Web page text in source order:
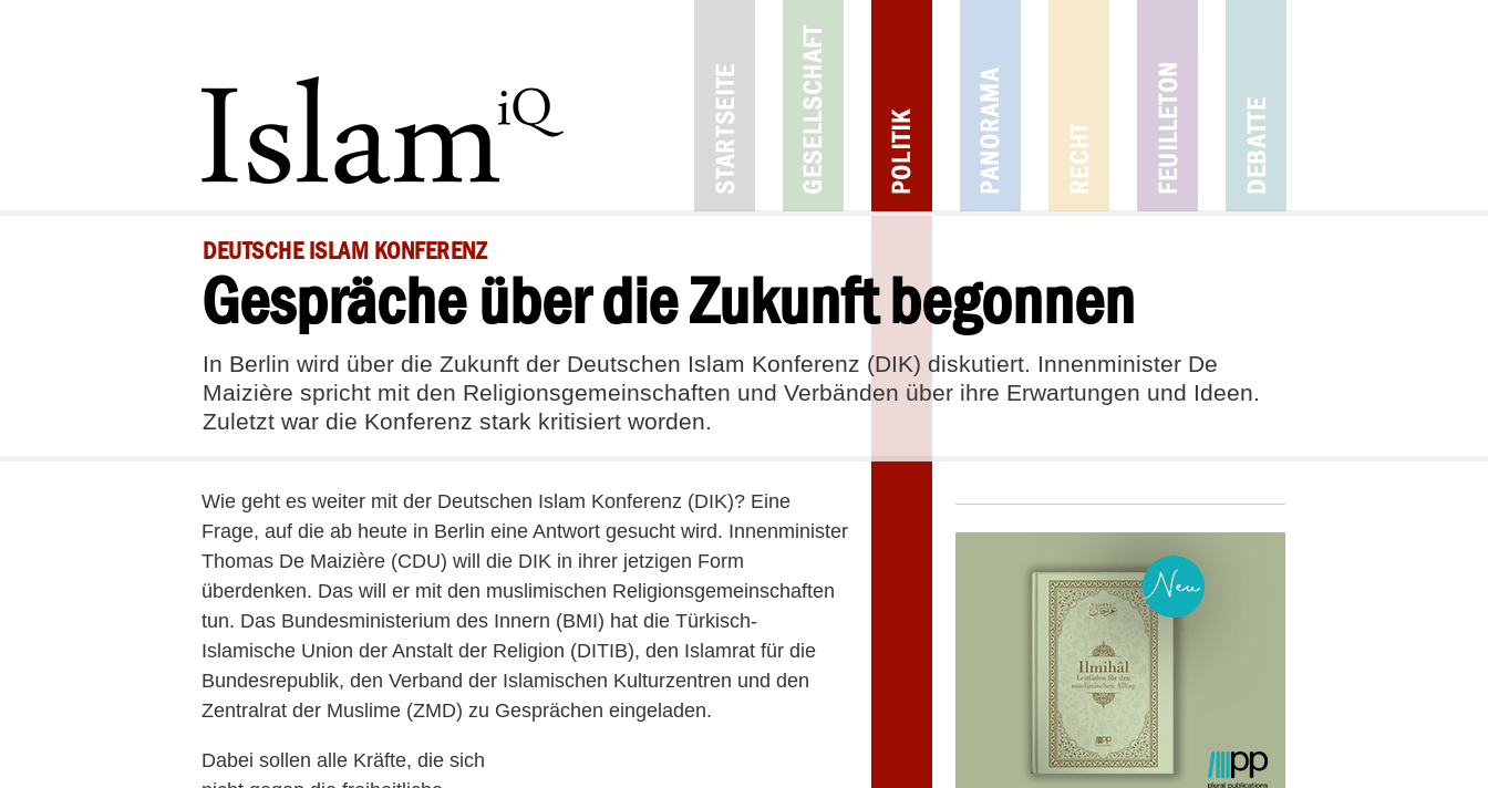
DEUTSCHE ISLAM KONFERENZ
Gespräche über die Zukunft begonnen
In Berlin wird über die Zukunft der Deutschen Islam Konferenz (DIK) diskutiert. Innenminister De
Maizière spricht mit den Religionsgemeinschaften und Verbänden über ihre Erwartungen und Ideen.
Zuletzt war die Konferenz stark kritisiert worden.
Wie geht es weiter mit der Deutschen Islam Konferenz (DIK)? Eine
Frage, auf die ab heute in Berlin eine Antwort gesucht wird. Innenminister
Thomas De Maizière (CDU) will die DIK in ihrer jetzigen Form
überdenken. Das will er mit den muslimischen Religionsgemeinschaften
tun. Das Bundesministerium des Innern (BMI) hat die Türkisch-
Islamische Union der Anstalt der Religion (DITIB), den Islamrat für die
Bundesrepublik, den Verband der Islamischen Kulturzentren und den
Zentralrat der Muslime (ZMD) zu Gesprächen eingeladen.
Dabei sollen alle Kräfte, die sich